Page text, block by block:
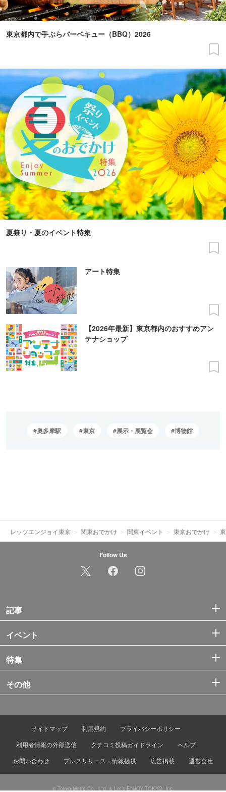
東京都内で手ぶらバーベキュー（BBQ）2026
夏祭り・夏のイベント特集
アート特集
【2026年最新】東京都内のおすすめアン
テナショップ
奥多摩駅 東京 展示・展覧会 博物館
レッツエンジョイ東京 関東おでかけ 関東イベント 東京おでかけ
Follow Us
記事
イベント
特集
その他
サイトマップ 利用規約
プライバシーポリシー
利用者情報の外部送信
クチコミ投稿ガイドライン
ヘルプ
お問い合わせ
プレスリリース・情報提供 広告掲載 運営会社
© Tokyo Metro Co., Ltd. & Let’s ENJOY TOKYO, Inc.